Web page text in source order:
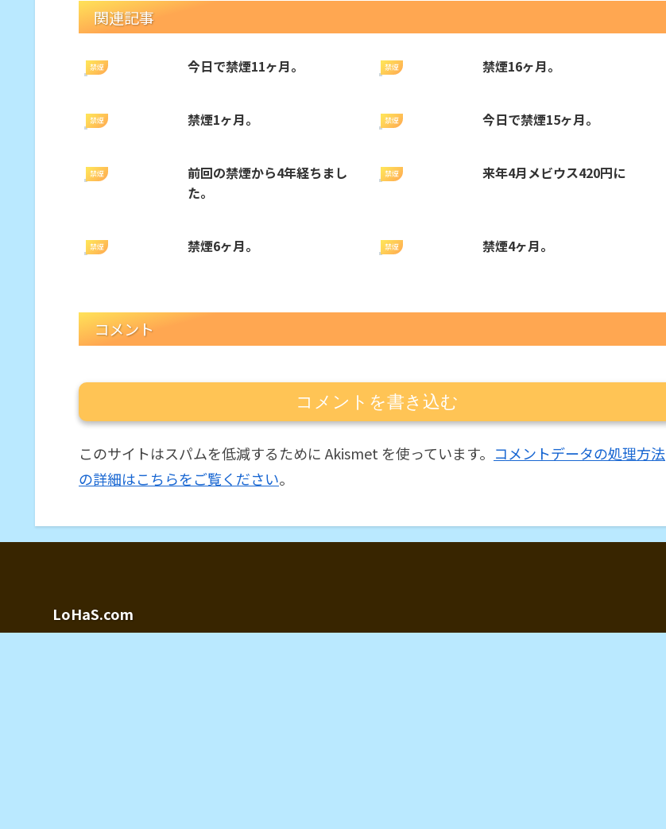
関連記事
禁煙 今日で禁煙11ヶ月。 禁煙 禁煙16ヶ月。
禁煙 禁煙1ヶ月。 禁煙 今日で禁煙15ヶ月。
禁煙
前回の禁煙から4年経ちまし
た。
禁煙 来年4月メビウス420円に
禁煙 禁煙6ヶ月。 禁煙 禁煙4ヶ月。
コメント
コメントを書き込む
このサイトはスパムを低減するために Akismet を使っています。 コメントデータの処理方法
の詳細はこちらをご覧ください。
LoHaS.com